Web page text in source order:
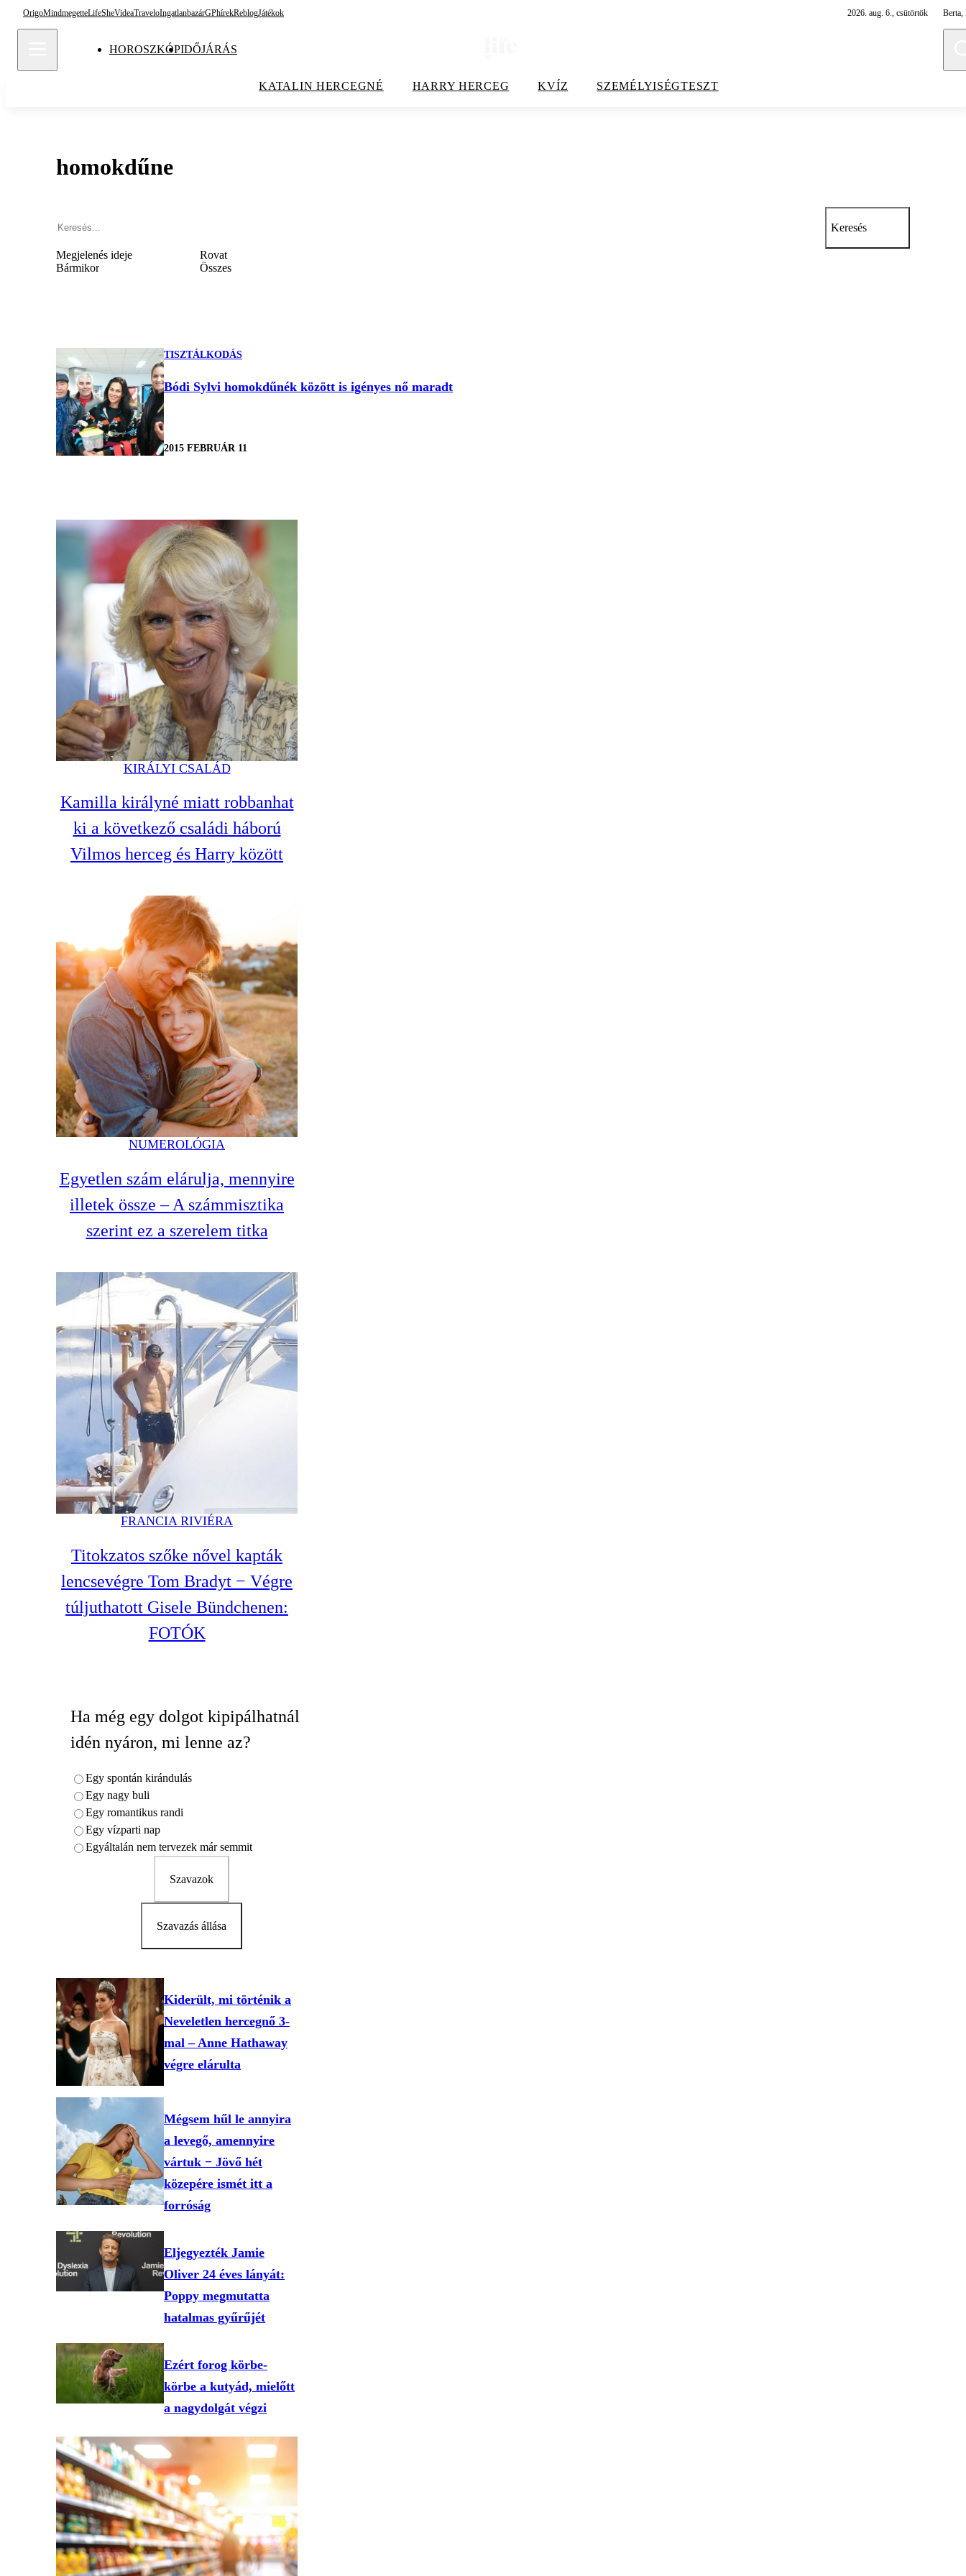
OrigoMindmegetteLifeSheVideaTraveloIngatlanbazárGPhírekReblogJátékok 2026. aug. 6., csütörtök Berta,
HOROSZKÓPIDŐJÁRÁS
KATALIN HERCEGNÉ HARRY HERCEG KVÍZ SZEMÉLYISÉGTESZT
homokdűne
Keresés
Megjelenés ideje
Bármikor
Rovat
Összes
TISZTÁLKODÁS
Bódi Sylvi homokdűnék között is igényes nő maradt
2015 FEBRUÁR 11
KIRÁLYI CSALÁD
Kamilla királyné miatt robbanhat
ki a következő családi háború
Vilmos herceg és Harry között
NUMEROLÓGIA
Egyetlen szám elárulja, mennyire
illetek össze – A számmisztika
szerint ez a szerelem titka
FRANCIA RIVIÉRA
Titokzatos szőke nővel kapták
lencsevégre Tom Bradyt − Végre
túljuthatott Gisele Bündchenen:
FOTÓK
Ha még egy dolgot kipipálhatnál
idén nyáron, mi lenne az?
Egy spontán kirándulás
Egy nagy buli
Egy romantikus randi
Egy vízparti nap
Egyáltalán nem tervezek már semmit
Szavazok
Szavazás állása
Kiderült, mi történik a
Neveletlen hercegnő 3-
mal – Anne Hathaway
végre elárulta
Mégsem hűl le annyira
a levegő, amennyire
vártuk − Jövő hét
közepére ismét itt a
forróság
Eljegyezték Jamie
Oliver 24 éves lányát:
Poppy megmutatta
hatalmas gyűrűjét
Ezért forog körbe-
körbe a kutyád, mielőtt
a nagydolgát végzi